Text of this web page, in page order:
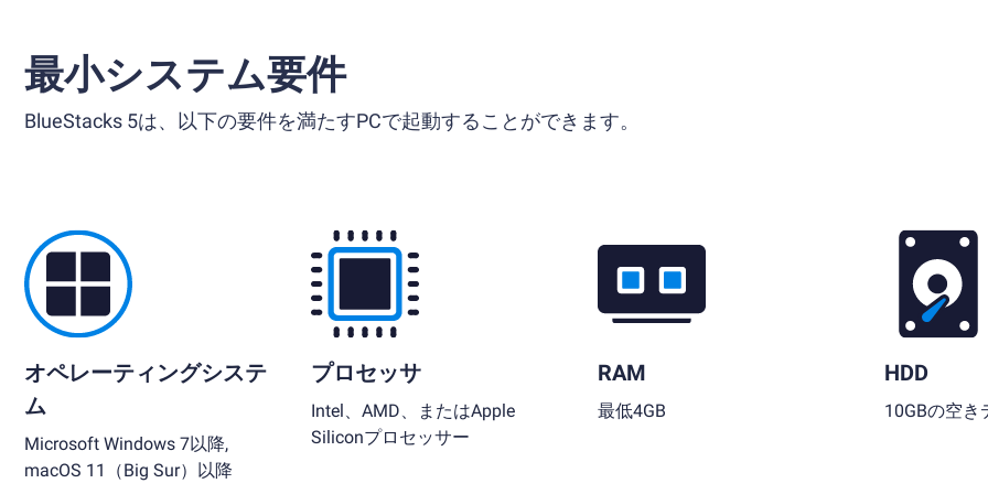
最小システム要件
BlueStacks 5は、以下の要件を満たすPCで起動することができます。
オペレーティングシステ
ム
Microsoft Windows 7以降,
macOS 11（Big Sur）以降
プロセッサ
Intel、AMD、またはApple
Siliconプロセッサー
RAM
最低4GB
HDD
10GBの空き